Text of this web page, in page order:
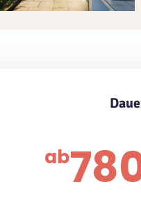
ab